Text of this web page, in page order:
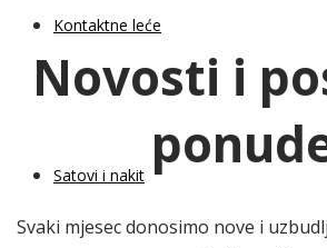
Kontaktne leće
Satovi i nakit
Novosti i
Svaki mjesec donosimo nove i